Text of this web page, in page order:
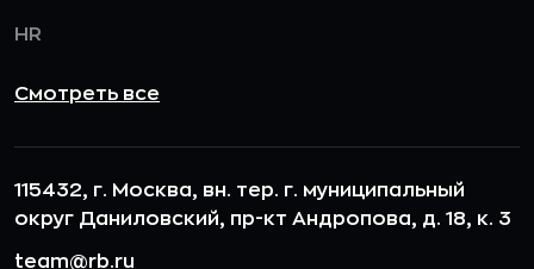
HR
Смотреть все
115432, г. Москва, вн. тер. г. муниципальный
округ Даниловский, пр-кт Андропова, д. 18, к. 3
team@rb.ru